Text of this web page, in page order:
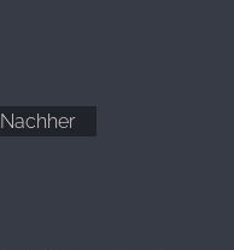
Nachher